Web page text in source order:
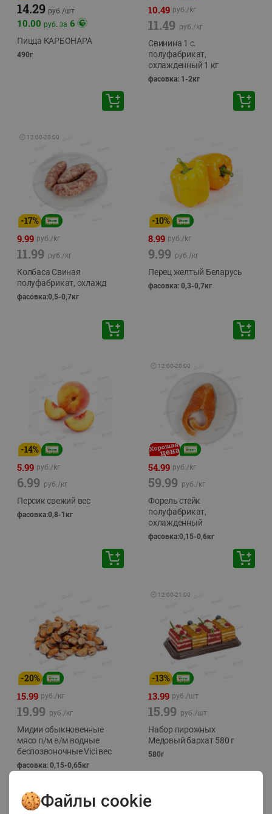
14.29 руб./шт
10.00 руб. за 6
Пицца КАРБОНАРА
490г
10.49 руб./кг
11.49 руб./кг
Свинина 1 с.
полуфабрикат,
охлажденный 1 кг
фасовка: 1-2кг
🕘 12:00-20:00
-17%
9.99 руб./кг
11.99 руб./кг
Колбаса Свиная
полуфабрикат, охлажд
фасовка:0,5-0,7кг
-10%
8.99 руб./кг
9.99 руб./кг
Перец желтый Беларусь
фасовка: 0,3-0,7кг
-14%
5.99 руб./кг
6.99 руб./кг
Персик свежий вес
фасовка:0,8-1кг
🕘 12:00-20:00
54.99 руб./кг
59.99 руб./кг
Форель стейк
полуфабрикат,
охлажденный
фасовка:0,15-0,6кг
-20%
15.99 руб./кг
19.99 руб./кг
Мидии обыкновенные
мясо п/м в/м водные
беспозвоночные Vici вес
фасовка: 0,15-0,65кг
🕘 12:00-21:00
-13%
13.99 руб./шт
15.99 руб./шт
Набор пирожных
Медовый бархат 580 г
580г
Файлы cookie